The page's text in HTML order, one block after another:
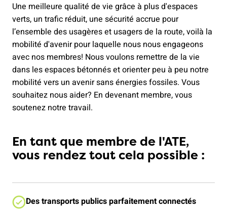
Une meilleure qualité de vie grâce à plus d'espaces
verts, un trafic réduit, une sécurité accrue pour
l’ensemble des usagères et usagers de la route, voilà la
mobilité d'avenir pour laquelle nous nous engageons
avec nos membres! Nous voulons remettre de la vie
dans les espaces bétonnés et orienter peu à peu notre
mobilité vers un avenir sans énergies fossiles. Vous
souhaitez nous aider? En devenant membre, vous
soutenez notre travail.
En tant que membre de l'ATE,
vous rendez tout cela possible :
Des transports publics parfaitement connectés